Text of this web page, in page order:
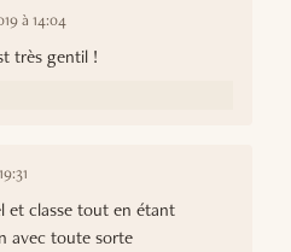
à 14:04
très gentil !
et classe tout en étant
avec toute sorte